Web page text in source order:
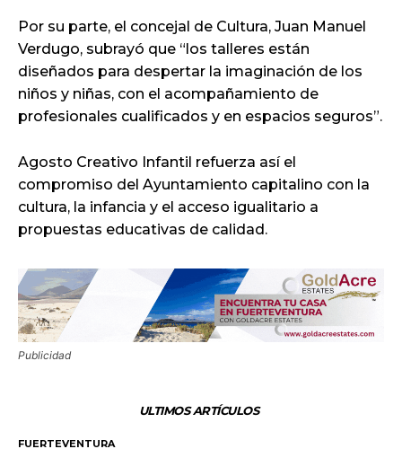
Por su parte, el concejal de Cultura, Juan Manuel
Verdugo, subrayó que “los talleres están
diseñados para despertar la imaginación de los
niños y niñas, con el acompañamiento de
profesionales cualificados y en espacios seguros”.
Agosto Creativo Infantil refuerza así el
compromiso del Ayuntamiento capitalino con la
cultura, la infancia y el acceso igualitario a
propuestas educativas de calidad.
Publicidad
ULTIMOS ARTÍCULOS
FUERTEVENTURA